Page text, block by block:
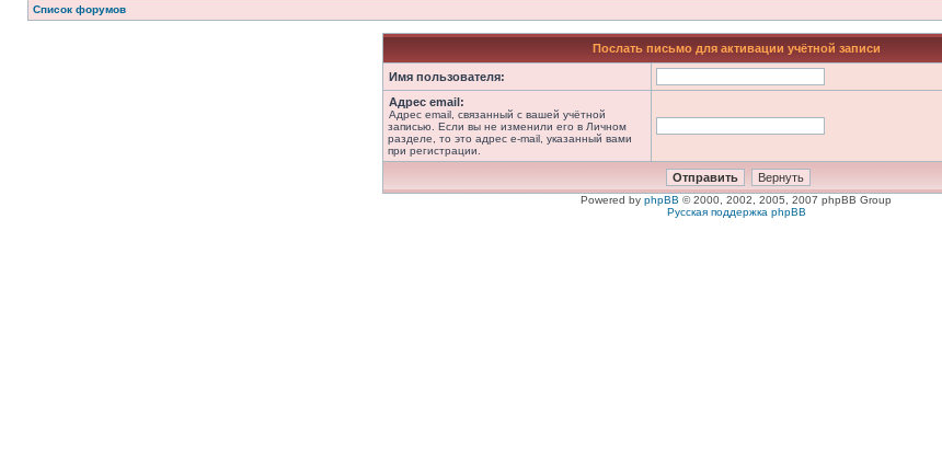
Список форумов
Послать письмо для активации учётной записи
Имя пользователя:
Адрес email:
Адрес email, связанный с вашей учётной
записью. Если вы не изменили его в Личном
разделе, то это адрес e-mail, указанный вами
при регистрации.
Powered by phpBB © 2000, 2002, 2005, 2007 phpBB Group
Русская поддержка phpBB